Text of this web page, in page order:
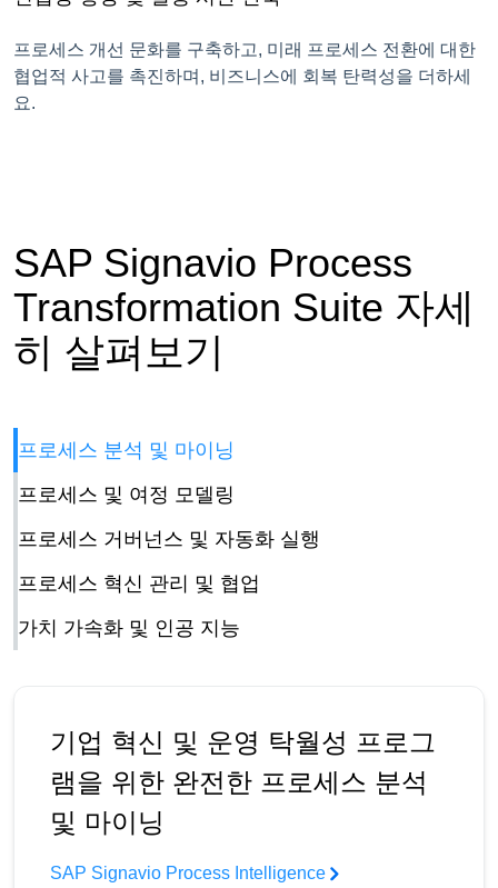
프로세스 개선 문화를 구축하고, 미래 프로세스 전환에 대한
협업적 사고를 촉진하며, 비즈니스에 회복 탄력성을 더하세
요.
SAP Signavio Process
Transformation Suite 자세
히 살펴보기
프로세스 분석 및 마이닝
프로세스 및 여정 모델링
프로세스 거버넌스 및 자동화 실행
프로세스 혁신 관리 및 협업
가치 가속화 및 인공 지능
기업 혁신 및 운영 탁월성 프로그
램을 위한 완전한 프로세스 분석
및 마이닝
SAP Signavio Process Intelligence